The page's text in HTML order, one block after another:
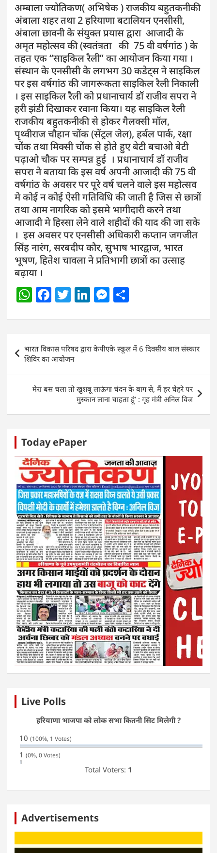
अम्बाला ज्योतिकण( अभिषेक ) राजकीय बहुतकनीकी
अंबाला शहर तथा 2 हरियाणा बटालियन एनसीसी,
अंबाला छावनी के संयुक्त प्रयास द्वारा आजादी के
अमृत महोत्सव की (स्वतंत्रता की 75 वी वर्षगांठ ) के
तहत एक “साइकिल रैली” का आयोजन किया गया ।
संस्थान के एनसीसी के लगभग 30 कडेट्स ने साइकिल
पर इस वर्षगांठ की जागरूकता साइकिल रैली निकाली
। इस साइकिल रैली को प्रधानाचार्य डॉ राजीव सपरा ने
हरी झंडी दिखाकर रवाना किया। यह साइकिल रैली
राजकीय बहुतकनीकी से होकर गैलक्सी मॉल,
पृथ्वीराज चौहान चोंक (सेंट्रल जेल), हर्बल पार्क, रक्षा
चोंक तथा मिक्सी चोंक से होते हुए बेटी बचाओ बेटी
पढ़ाओ चौक पर सम्पन्न हुई । प्रधानाचार्य डॉ राजीव
सपरा ने बताया कि इस वर्ष अपनी आजादी की 75 वी
वर्षगांठ के अवसर पर पूरे वर्ष चलने वाले इस महोत्सव
मे कोई न कोई ऐसी गतिविधि की जाती है जिस से छात्रों
तथा आम नागरिक को इसमे भागीदारी करने तथा
आजादी मे हिस्सा लेने वाले शहीदों की याद की जा सके
। इस अवसर पर एनसीसी अधिकारी कप्तान जगजीत
सिंह नारंग, सरबदीप कौर, सुभाष भारद्वाज, भारत
भूषण, हितेश चावला ने प्रतिभागी छात्रों का उत्साह
बढ़ाया ।
W
at
s
A
p
p
F
c
e
b
o
o
T
itt
er
Li
k
e
dI
n
M
ss
e
n
g
er
ar
e
navigation
भारत विकास परिषद द्वारा केपीएके स्कूल में 6 दिवसीय बाल संस्कार
शिविर का आयोजन
मेरा बस चला तो खुशबू लाऊंगा चंदन के बाग से, मैं हर चेहरे पर
मुस्कान लाना चाहता हूं’ : गृह मंत्री अनिल विज
Today ePaper
Live Polls
हरियाणा भाजपा को लोक सभा कितनी सिट मिलेगी ?
10 (100%, 1 Votes)
1 (0%, 0 Votes)
Total Voters: 1
Advertisements